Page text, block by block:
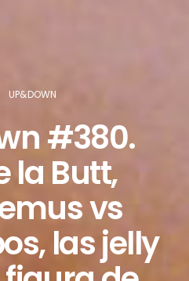
UP&DOWN
#380.
la Butt,
vs
las jelly